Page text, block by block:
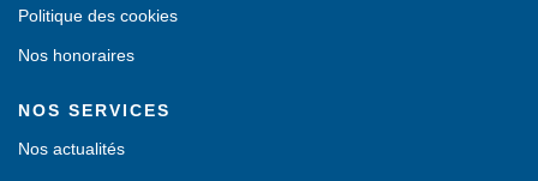
Politique des cookies
Nos honoraires
NOS SERVICES
Nos actualités